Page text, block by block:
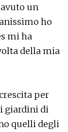
un
ho
mi ha
della mia
per
giardini di
quelli degli